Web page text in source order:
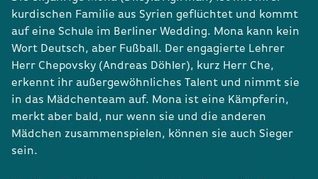
kurdischen Familie aus Syrien geflüchtet und kommt
auf eine Schule im Berliner Wedding. Mona kann kein
Wort Deutsch, aber Fußball. Der engagierte Lehrer
Herr Chepovsky (Andreas Döhler), kurz Herr Che,
erkennt ihr außergewöhnliches Talent und nimmt sie
in das Mädchenteam auf. Mona ist eine Kämpferin,
merkt aber bald, nur wenn sie und die anderen
Mädchen zusammenspielen, können sie auch Sieger
sein.